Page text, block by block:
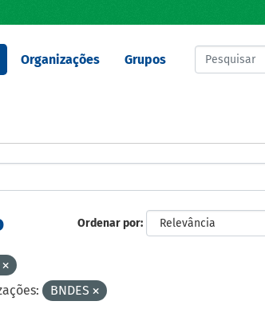
Organizações Grupos
Ordenar por
BNDES